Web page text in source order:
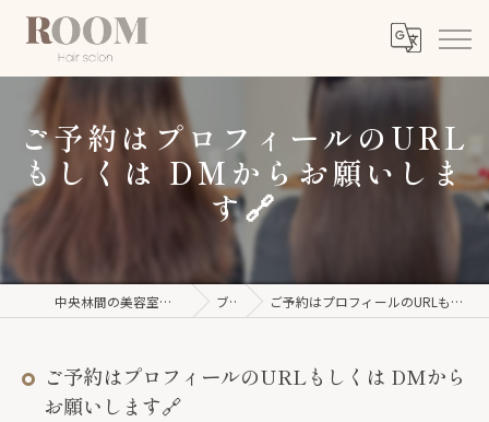
ご予約はプロフィールのURL
もしくは DMからお願いしま
す🔗
中央林間の美容室ならROOM【ルーム】 ブログ ご予約はプロフィールのURLもしくは DMからお願いします🔗
ご予約はプロフィールのURLもしくは DMから
お願いします🔗